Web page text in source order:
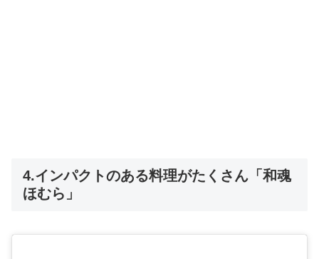
4.インパクトのある料理がたくさん「和魂
ほむら」